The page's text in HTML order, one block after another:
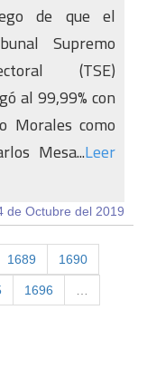
de que el
Supremo
(TSE)
al 99,99% con
Morales como
Mesa...Leer
de Octubre del 2019
1689 1690
1696